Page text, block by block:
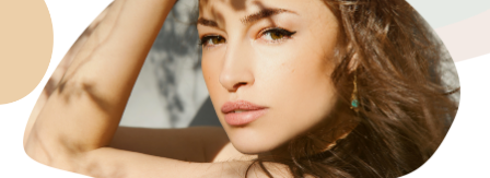
Soins
Je veux faire un bon cadeau
Plan d’accès
Prendre RDV